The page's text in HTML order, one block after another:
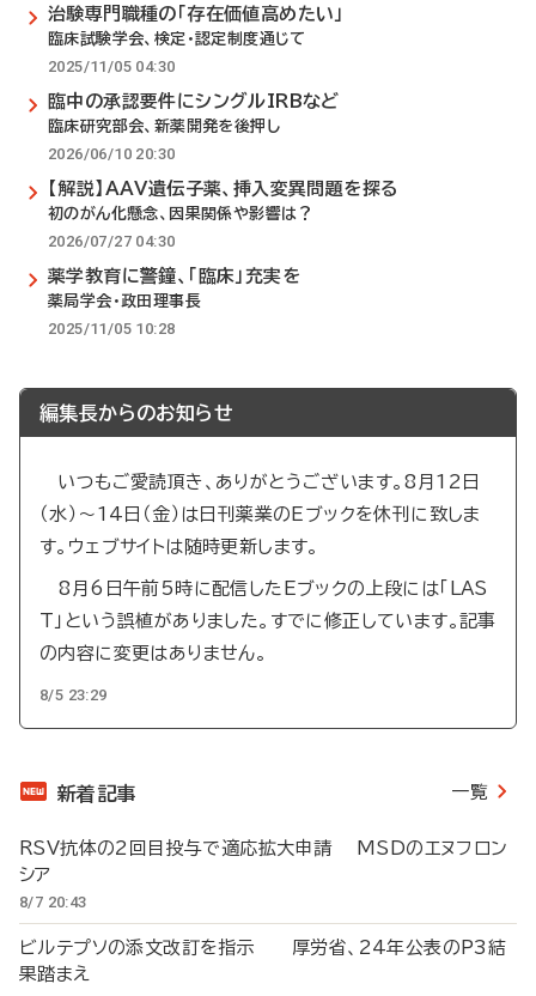
治験専門職種の「存在価値高めたい」
臨床試験学会、検定・認定制度通じて
2025/11/05 04:30
臨中の承認要件にシングルIRBなど
臨床研究部会、新薬開発を後押し
2026/06/10 20:30
【解説】AAV遺伝子薬、挿入変異問題を探る
初のがん化懸念、因果関係や影響は？
2026/07/27 04:30
薬学教育に警鐘、「臨床」充実を
薬局学会・政田理事長
2025/11/05 10:28
編集長からのお知らせ
いつもご愛読頂き、ありがとうございます。8月12日
（水）～14日（金）は日刊薬業のEブックを休刊に致しま
す。ウェブサイトは随時更新します。
8月6日午前5時に配信したEブックの上段には「LAS
T」という誤植がありました。すでに修正しています。記事
の内容に変更はありません。
8/5 23:29
新着記事 一覧
RSV抗体の2回目投与で適応拡大申請 MSDのエヌフロン
シア
8/7 20:43
ビルテプソの添文改訂を指示 厚労省、24年公表のP3結
果踏まえ